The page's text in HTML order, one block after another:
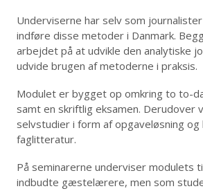
Underviserne har selv som
indføre disse metoder i Danmark.
arbejdet på at udvikle den analytiske
udvide brugen af metoderne i praksis.
Modulet er bygget op omkring to to-
samt en skriftlig eksamen. Derudover
selvstudier i form af opgaveløsning
faglitteratur.
På seminarerne underviser
indbudte gæstelærere, men som